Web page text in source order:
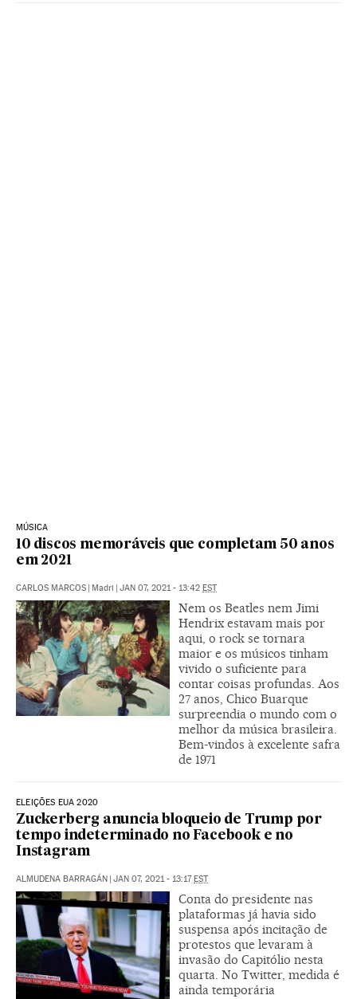
MÚSICA
10 discos memoráveis que completam 50 anos
em 2021
CARLOS MARCOS Madri JAN 07, 2021 - 13:42 EST
Nem os Beatles nem Jimi
Hendrix estavam mais por
aqui, o rock se tornara
maior e os músicos tinham
vivido o suficiente para
contar coisas profundas. Aos
27 anos, Chico Buarque
surpreendia o mundo com o
melhor da música brasileira.
Bem-vindos à excelente safra
de 1971
ELEIÇÕES EUA 2020
Zuckerberg anuncia bloqueio de Trump por
tempo indeterminado no Facebook e no
Instagram
ALMUDENA BARRAGÁN JAN 07, 2021 - 13:17 EST
Conta do presidente nas
plataformas já havia sido
suspensa após incitação de
protestos que levaram à
invasão do Capitólio nesta
quarta. No Twitter, medida é
ainda temporária